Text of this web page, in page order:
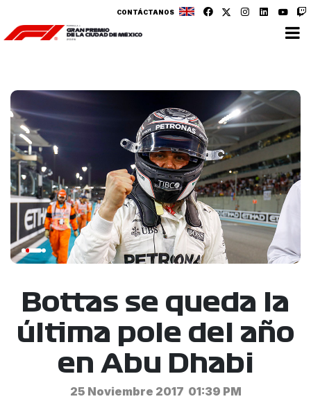
CONTÁCTANOS
Bottas se queda la
última pole del año
en Abu Dhabi
25 Noviembre 2017 01:39 PM